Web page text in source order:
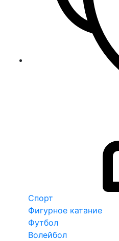
Спорт
Фигурное катание
Футбол
Волейбол